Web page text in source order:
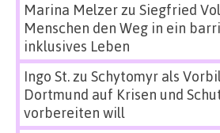
Marina Melzerzu Siegfried
Menschen den Weg in ein
inklusives Leben
Ingo St.zu Schytomyr als
Dortmund auf Krisen und
vorbereiten will